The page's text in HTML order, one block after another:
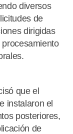
diversos
de
dirigidas
que el
instalaron el
posteriores,
de